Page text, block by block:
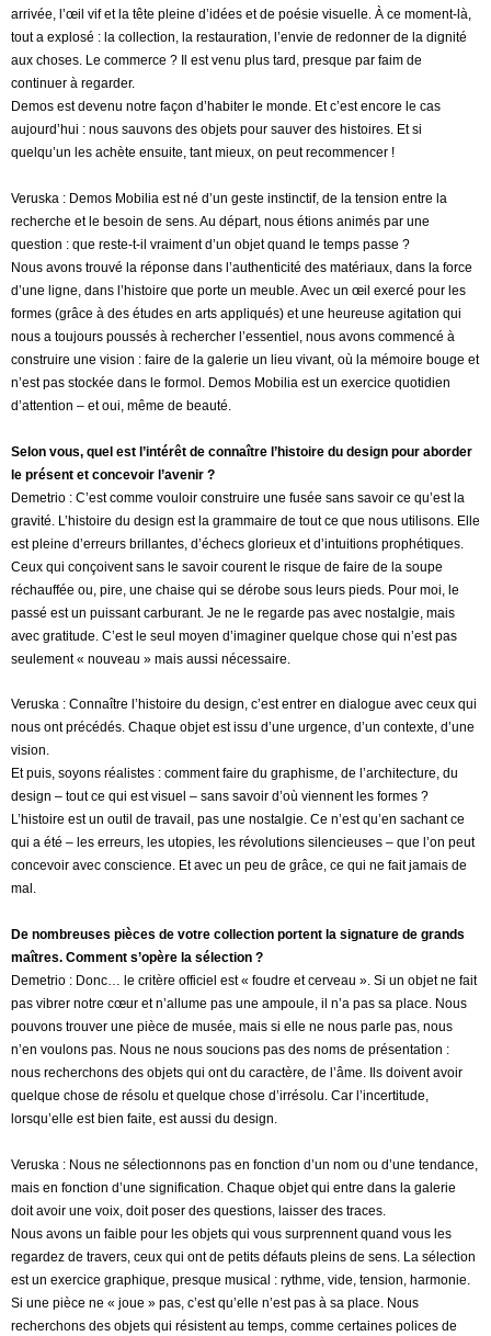
arrivée, l’œil vif et la tête pleine d’idées et de poésie visuelle. À ce moment-là,
tout a explosé : la collection, la restauration, l’envie de redonner de la dignité
aux choses. Le commerce ? Il est venu plus tard, presque par faim de
continuer à regarder.
Demos est devenu notre façon d’habiter le monde. Et c’est encore le cas
aujourd’hui : nous sauvons des objets pour sauver des histoires. Et si
quelqu’un les achète ensuite, tant mieux, on peut recommencer !
Veruska : Demos Mobilia est né d’un geste instinctif, de la tension entre la
recherche et le besoin de sens. Au départ, nous étions animés par une
question : que reste-t-il vraiment d’un objet quand le temps passe ?
Nous avons trouvé la réponse dans l’authenticité des matériaux, dans la force
d’une ligne, dans l’histoire que porte un meuble. Avec un œil exercé pour les
formes (grâce à des études en arts appliqués) et une heureuse agitation qui
nous a toujours poussés à rechercher l’essentiel, nous avons commencé à
construire une vision : faire de la galerie un lieu vivant, où la mémoire bouge et
n’est pas stockée dans le formol. Demos Mobilia est un exercice quotidien
d’attention – et oui, même de beauté.
Selon vous, quel est l’intérêt de connaître l’histoire du design pour aborder
le présent et concevoir l’avenir ?
Demetrio : C’est comme vouloir construire une fusée sans savoir ce qu’est la
gravité. L’histoire du design est la grammaire de tout ce que nous utilisons. Elle
est pleine d’erreurs brillantes, d’échecs glorieux et d’intuitions prophétiques.
Ceux qui conçoivent sans le savoir courent le risque de faire de la soupe
réchauffée ou, pire, une chaise qui se dérobe sous leurs pieds. Pour moi, le
passé est un puissant carburant. Je ne le regarde pas avec nostalgie, mais
avec gratitude. C’est le seul moyen d’imaginer quelque chose qui n’est pas
seulement « nouveau » mais aussi nécessaire.
Veruska : Connaître l’histoire du design, c’est entrer en dialogue avec ceux qui
nous ont précédés. Chaque objet est issu d’une urgence, d’un contexte, d’une
vision.
Et puis, soyons réalistes : comment faire du graphisme, de l’architecture, du
design – tout ce qui est visuel – sans savoir d’où viennent les formes ?
L’histoire est un outil de travail, pas une nostalgie. Ce n’est qu’en sachant ce
qui a été – les erreurs, les utopies, les révolutions silencieuses – que l’on peut
concevoir avec conscience. Et avec un peu de grâce, ce qui ne fait jamais de
mal.
De nombreuses pièces de votre collection portent la signature de grands
maîtres. Comment s’opère la sélection ?
Demetrio : Donc… le critère officiel est « foudre et cerveau ». Si un objet ne fait
pas vibrer notre cœur et n’allume pas une ampoule, il n’a pas sa place. Nous
pouvons trouver une pièce de musée, mais si elle ne nous parle pas, nous
n’en voulons pas. Nous ne nous soucions pas des noms de présentation :
nous recherchons des objets qui ont du caractère, de l’âme. Ils doivent avoir
quelque chose de résolu et quelque chose d’irrésolu. Car l’incertitude,
lorsqu’elle est bien faite, est aussi du design.
Veruska : Nous ne sélectionnons pas en fonction d’un nom ou d’une tendance,
mais en fonction d’une signification. Chaque objet qui entre dans la galerie
doit avoir une voix, doit poser des questions, laisser des traces.
Nous avons un faible pour les objets qui vous surprennent quand vous les
regardez de travers, ceux qui ont de petits défauts pleins de sens. La sélection
est un exercice graphique, presque musical : rythme, vide, tension, harmonie.
Si une pièce ne « joue » pas, c’est qu’elle n’est pas à sa place. Nous
recherchons des objets qui résistent au temps, comme certaines polices de